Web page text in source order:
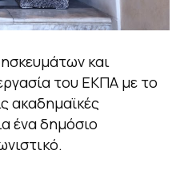
και
του ΕΚΠΑ με το
ακαδημαϊκές
ένα δημόσιο